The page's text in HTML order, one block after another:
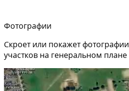
Фотографии
Скроет или покажет фотографии
участков на генеральном плане